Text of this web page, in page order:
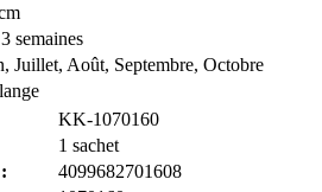
semaines
Juillet, Août, Septembre, Octobre
KK-1070160
1 sachet
4099682701608